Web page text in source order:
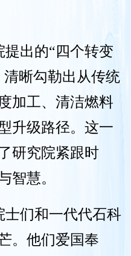
出的“四个转变
晰勾勒出从传统
加工、清洁燃料
升级路径。这一
研究院紧跟时
智慧。
士们和一代代石科
。他们爱国奉